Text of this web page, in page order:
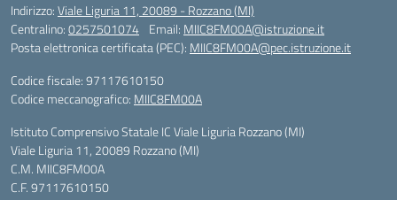
Indirizzo:Viale Liguria 11, 20089 - Rozzano (MI)
Centralino:0257501074 Email: MIIC8FM00A@istruzione.it
Posta elettronica certificata (PEC): MIIC8FM00A@pec.istruzione.it
Codice fiscale: 97117610150
Codice meccanografico: MIIC8FM00A
Istituto Comprensivo Statale IC Viale Liguria Rozzano (MI)
Viale Liguria 11, 20089 Rozzano (MI)
C.M. MIIC8FM00A
C.F. 97117610150